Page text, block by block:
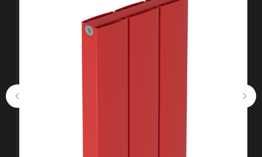
Консультация
+375 (29) 652 34 03